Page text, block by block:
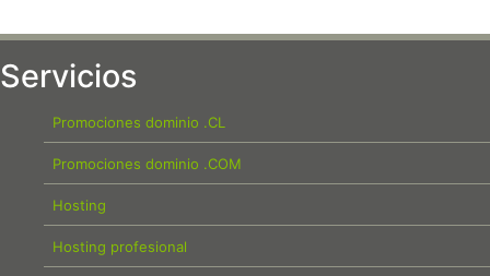
Servicios
Promociones dominio .CL
Promociones dominio .COM
Hosting
Hosting profesional